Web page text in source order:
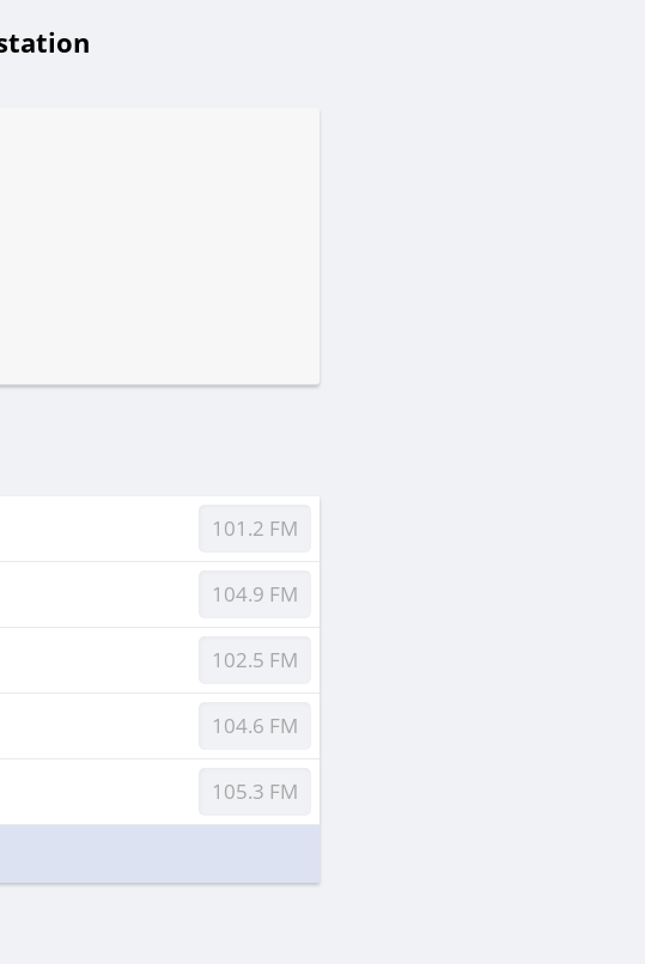
101.2 FM
104.9 FM
102.5 FM
104.6 FM
105.3 FM